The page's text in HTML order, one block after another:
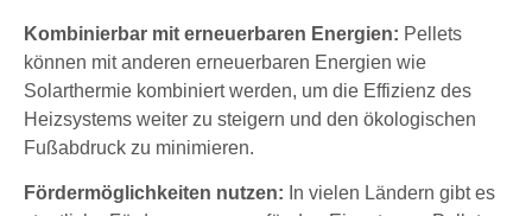
Kombinierbar mit erneuerbaren Energien: Pellets
können mit anderen erneuerbaren Energien wie
Solarthermie kombiniert werden, um die Effizienz des
Heizsystems weiter zu steigern und den ökologischen
Fußabdruck zu minimieren.
Fördermöglichkeiten nutzen: In vielen Ländern gibt es